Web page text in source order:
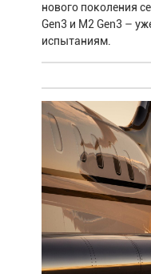
нового поколения
Gen3 и M2 Gen3 –
испытаниям.